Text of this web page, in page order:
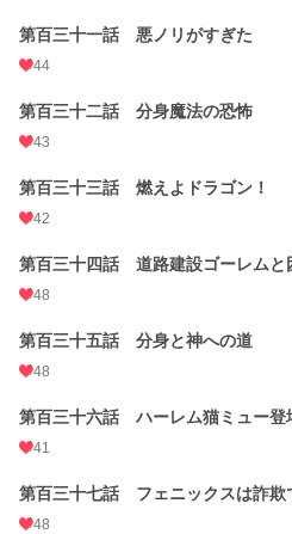
第百三十一話 悪ノリがすぎた
44
第百三十二話 分身魔法の恐怖
43
第百三十三話 燃えよドラゴン！
42
第百三十四話 道路建設ゴーレムと
48
第百三十五話 分身と神への道
48
第百三十六話 ハーレム猫ミュー登
41
第百三十七話 フェニックスは詐
48